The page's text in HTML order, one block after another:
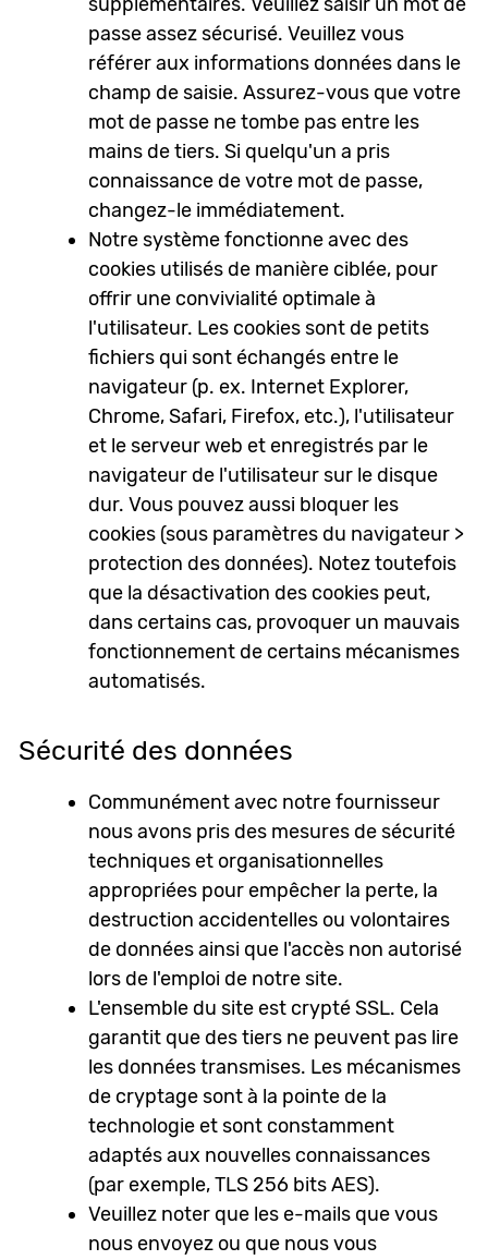
passe assez sécurisé. Veuillez vous
référer aux informations données dans le
champ de saisie. Assurez-vous que votre
mot de passe ne tombe pas entre les
mains de tiers. Si quelqu'un a pris
connaissance de votre mot de passe,
changez-le immédiatement.
Notre système fonctionne avec des
cookies utilisés de manière ciblée, pour
offrir une convivialité optimale à
l'utilisateur. Les cookies sont de petits
fichiers qui sont échangés entre le
navigateur (p. ex. Internet Explorer,
Chrome, Safari, Firefox, etc.), l'utilisateur
et le serveur web et enregistrés par le
navigateur de l'utilisateur sur le disque
dur. Vous pouvez aussi bloquer les
cookies (sous paramètres du navigateur >
protection des données). Notez toutefois
que la désactivation des cookies peut,
dans certains cas, provoquer un mauvais
fonctionnement de certains mécanismes
automatisés.
Sécurité des données
Communément avec notre fournisseur
nous avons pris des mesures de sécurité
techniques et organisationnelles
appropriées pour empêcher la perte, la
destruction accidentelles ou volontaires
de données ainsi que l'accès non autorisé
lors de l'emploi de notre site.
L'ensemble du site est crypté SSL. Cela
garantit que des tiers ne peuvent pas lire
les données transmises. Les mécanismes
de cryptage sont à la pointe de la
technologie et sont constamment
adaptés aux nouvelles connaissances
(par exemple, TLS 256 bits AES).
Veuillez noter que les e-mails que vous
nous envoyez ou que nous vous